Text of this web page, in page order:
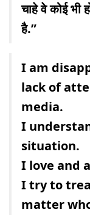
चाहे वे कोई भी
है.”
I am
lack of
media.
I
situation.
I love and
I try to
matter